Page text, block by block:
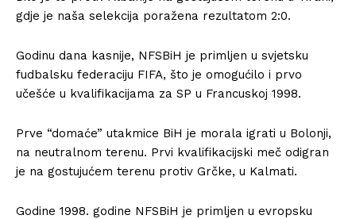
gdje je naša selekcija poražena rezultatom 2:0.
Godinu dana kasnije, NFSBiH je primljen u svjetsku
fudbalsku federaciju FIFA, što je omogućilo i prvo
učešće u kvalifikacijama za SP u Francuskoj 1998.
Prve “domaće” utakmice BiH je morala igrati u Bolonji,
na neutralnom terenu. Prvi kvalifikacijski meč odigran
je na gostujućem terenu protiv Grčke, u Kalmati.
Godine 1998. godine NFSBiH je primljen u evropsku